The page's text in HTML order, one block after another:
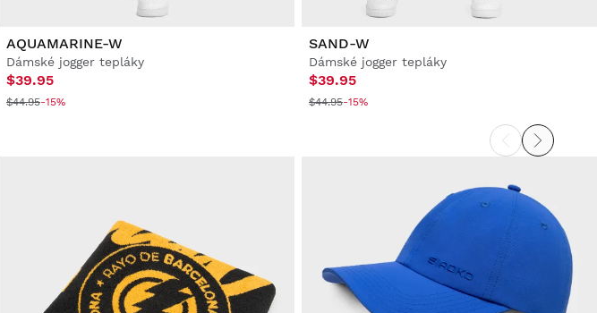
AQUAMARINE-W
Dámské jogger tepláky
$39.95
$44.95-15%
SAND-W
Dámské jogger tepláky
$39.95
$44.95-15%